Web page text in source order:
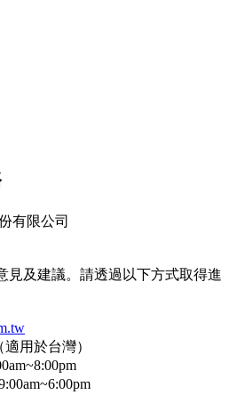
有限公司
見及建議。請透過以下方式取得進
用於台灣）